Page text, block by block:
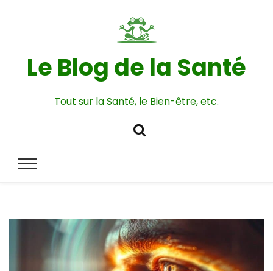
Le Blog de la Santé
Tout sur la Santé, le Bien-être, etc.